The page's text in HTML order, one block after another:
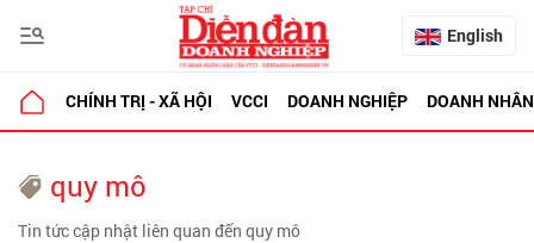
English
CHÍNH TRỊ - XÃ HỘI VCCI DOANH NGHIỆP DOANH NHÂN
quy mô
Tin tức cập nhật liên quan đến quy mô